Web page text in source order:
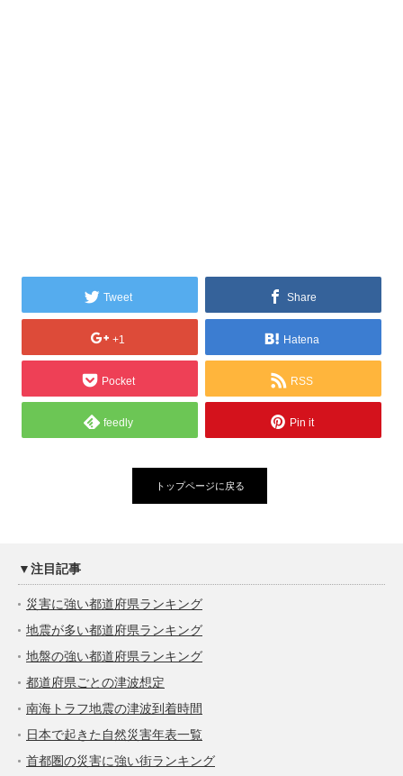
Tweet Share
+1 Hatena
Pocket RSS
feedly Pin it
トップページに戻る
▼注目記事
災害に強い都道府県ランキング
地震が多い都道府県ランキング
地盤の強い都道府県ランキング
都道府県ごとの津波想定
南海トラフ地震の津波到着時間
日本で起きた自然災害年表一覧
首都圏の災害に強い街ランキング